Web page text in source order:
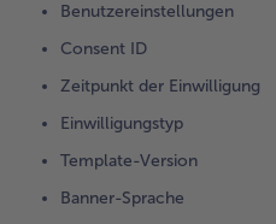
Benutzereinstellungen
Consent ID
Zeitpunkt der Einwilligung
Einwilligungstyp
Template-Version
Banner-Sprache